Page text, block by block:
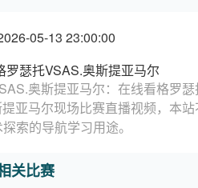
05-13 23:00:00
罗瑟托VSAS.奥斯提亚马尔
奥斯提亚马尔：在线看格罗
亚马尔现场比赛直播视频，本
索的导航学习用途。
关比赛